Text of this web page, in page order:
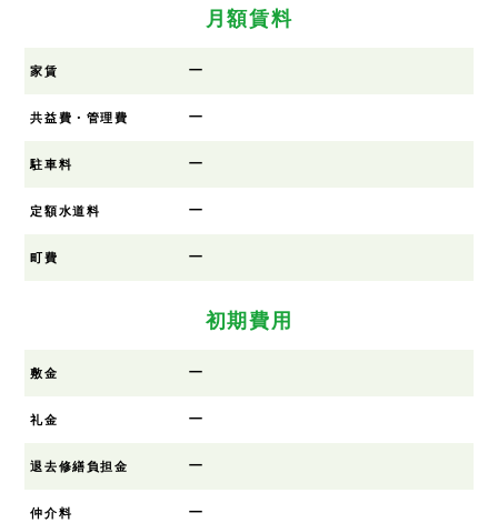
月額賃料
家賃 ー
共益費・管理費 ー
駐車料 ー
定額水道料 ー
町費 ー
初期費用
敷金 ー
礼金 ー
退去修繕負担金 ー
仲介料 ー